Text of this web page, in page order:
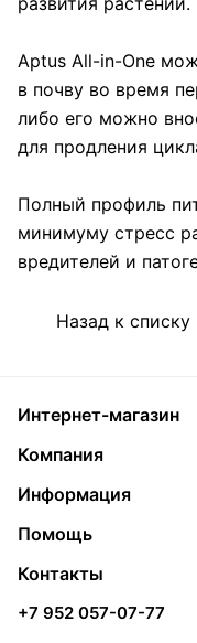
Aptus All-in-One
в почву во время
либо его можно
для продления
Полный профиль
минимуму стресс
вредителей и
Назад к списку
Интернет-магазин
Компания
Информация
Помощь
Контакты
+7 952 057-07-77